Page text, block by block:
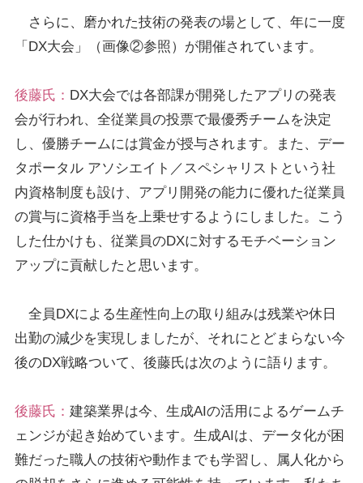
さらに、磨かれた技術の発表の場として、年に一度
「DX大会」（画像②参照）が開催されています。
後藤氏： DX大会では各部課が開発したアプリの発表
会が行われ、全従業員の投票で最優秀チームを決定
し、優勝チームには賞金が授与されます。また、デー
タポータル アソシエイト／スペシャリストという社
内資格制度も設け、アプリ開発の能力に優れた従業員
の賞与に資格手当を上乗せするようにしました。こう
した仕かけも、従業員のDXに対するモチベーション
アップに貢献したと思います。
全員DXによる生産性向上の取り組みは残業や休日
出勤の減少を実現しましたが、それにとどまらない今
後のDX戦略ついて、後藤氏は次のように語ります。
後藤氏： 建築業界は今、生成AIの活用によるゲームチ
ェンジが起き始めています。生成AIは、データ化が困
難だった職人の技術や動作までも学習し、属人化から